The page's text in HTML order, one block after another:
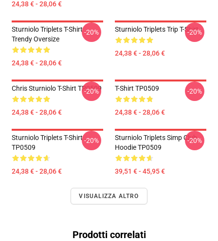
24,38 € - 28,06 €
Sturniolo Triplets T-Shirt
Trendy Oversize
24,38 € - 28,06 €
-20% Sturniolo Triplets Trip T-Shirt
24,38 € - 28,06 €
-20%
Chris Sturniolo T-Shirt TP0509
24,38 € - 28,06 €
-20% T-Shirt TP0509
24,38 € - 28,06 €
-20%
Sturniolo Triplets T-Shirt
TP0509
24,38 € - 28,06 €
-20%
Sturniolo Triplets Simp Club
Hoodie TP0509
39,51 € - 45,95 €
-20%
VISUALIZZA ALTRO
Prodotti correlati